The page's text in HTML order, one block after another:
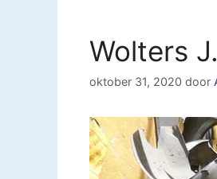
Wolters
oktober 31, 2020 door